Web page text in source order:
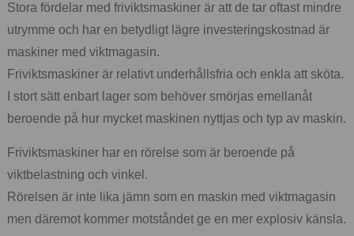
Stora fördelar med friviktsmaskiner är att de tar oftast mindre
utrymme och har en betydligt lägre investeringskostnad är
maskiner med viktmagasin.
Friviktsmaskiner är relativt underhållsfria och enkla att sköta.
I stort sätt enbart lager som behöver smörjas emellanåt
beroende på hur mycket maskinen nyttjas och typ av maskin.
Friviktsmaskiner har en rörelse som är beroende på
viktbelastning och vinkel.
Rörelsen är inte lika jämn som en maskin med viktmagasin
men däremot kommer motståndet ge en mer explosiv känsla.